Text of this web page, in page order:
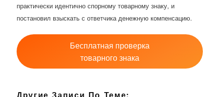
практически идентично спорному товарному знаку, и
постановил взыскать с ответчика денежную компенсацию.
Бесплатная проверка
товарного знака
Другие Записи По Теме: